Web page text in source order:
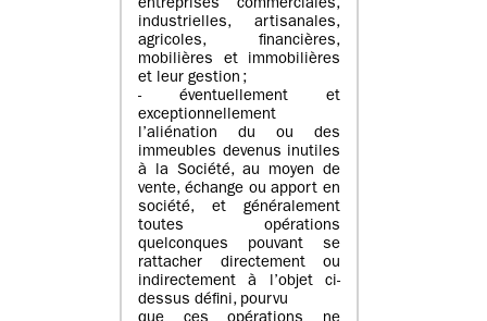
entreprises commerciales,
industrielles, artisanales,
agricoles, financières,
mobilières et immobilières
et leur gestion ;
- éventuellement et
exceptionnellement
l’aliénation du ou des
immeubles devenus inutiles
à la Société, au moyen de
vente, échange ou apport en
société, et généralement
toutes opérations
quelconques pouvant se
rattacher directement ou
indirectement à l’objet ci-
dessus défini, pourvu